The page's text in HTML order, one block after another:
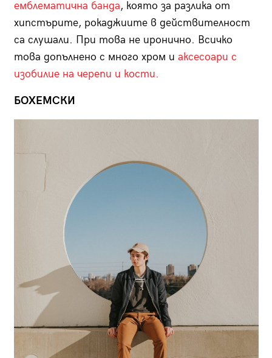
емблематична банда, която за разлика от
хипстърите, рокаджиите в действителност
са слушали. При това не иронично. Всичко
това допълнено с много хром и аксесоари с
изобилие на черепи и кости.
БОХЕМСКИ